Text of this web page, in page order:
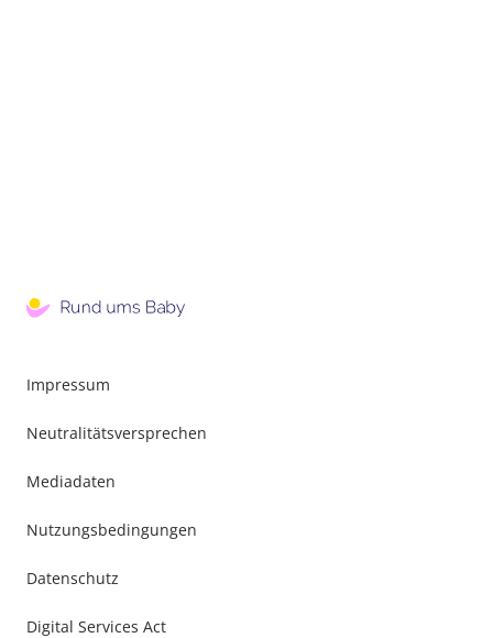
Impressum
Neutralitätsversprechen
Mediadaten
Nutzungsbedingungen
Datenschutz
Digital Services Act